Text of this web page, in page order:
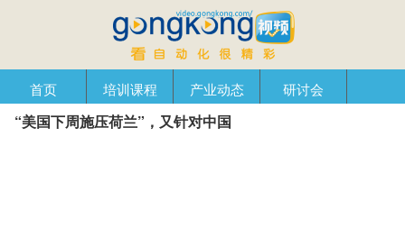
首页 培训课程 产业动态
研讨会
产品在线
自动化播客 创新管理
“美国下周施压荷兰”，又针对中国